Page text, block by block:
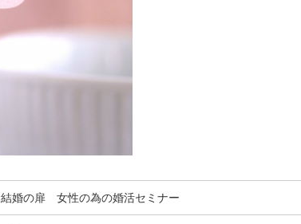
結婚の扉 女性の為の婚活セミナー